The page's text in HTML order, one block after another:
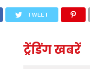
TWEET
ट्रेंडिंग खबरें